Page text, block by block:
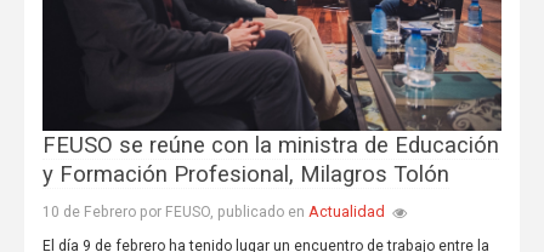
FEUSO se reúne con la ministra de Educación
y Formación Profesional, Milagros Tolón
10 de Febrero por FEUSO, publicado en Actualidad
El día 9 de febrero ha tenido lugar un encuentro de trabajo entre la